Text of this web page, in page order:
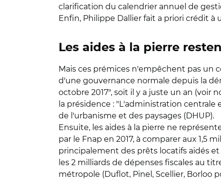
clarification du calendrier annuel de
Enfin, Philippe Dallier fait a priori crédit
Les aides à la pierre
Mais ces prémices n'empêchent pas un
d'une gouvernance normale depuis la
octobre 2017", soit il y a juste un an (voir
la présidence : "L'administration
de l'urbanisme et des paysages (DHUP).
Ensuite, les aides à la pierre ne
par le Fnap en 2017, à comparer aux
principalement des prêts locatifs aidés et
les 2 milliards de dépenses fiscales au
métropole (Duflot, Pinel, Scellier, Borloo